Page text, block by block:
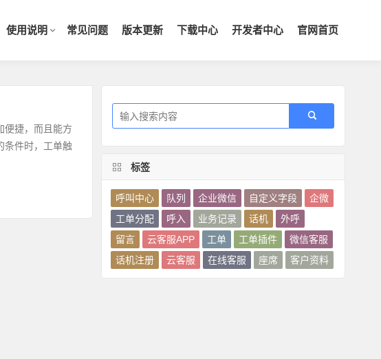
使用说明 常见问题 版本更新 下载中心 开发者中心 官网首页
便捷，而且能方
条件时，工单触
标签
呼叫中心 队列 企业微信 自定义字段
企微
工单分配
呼入 业务记录 话机
外呼
留言
云客服APP 工单 工单插件
微信客服
话机注册
云客服 在线客服 座席 客户资料